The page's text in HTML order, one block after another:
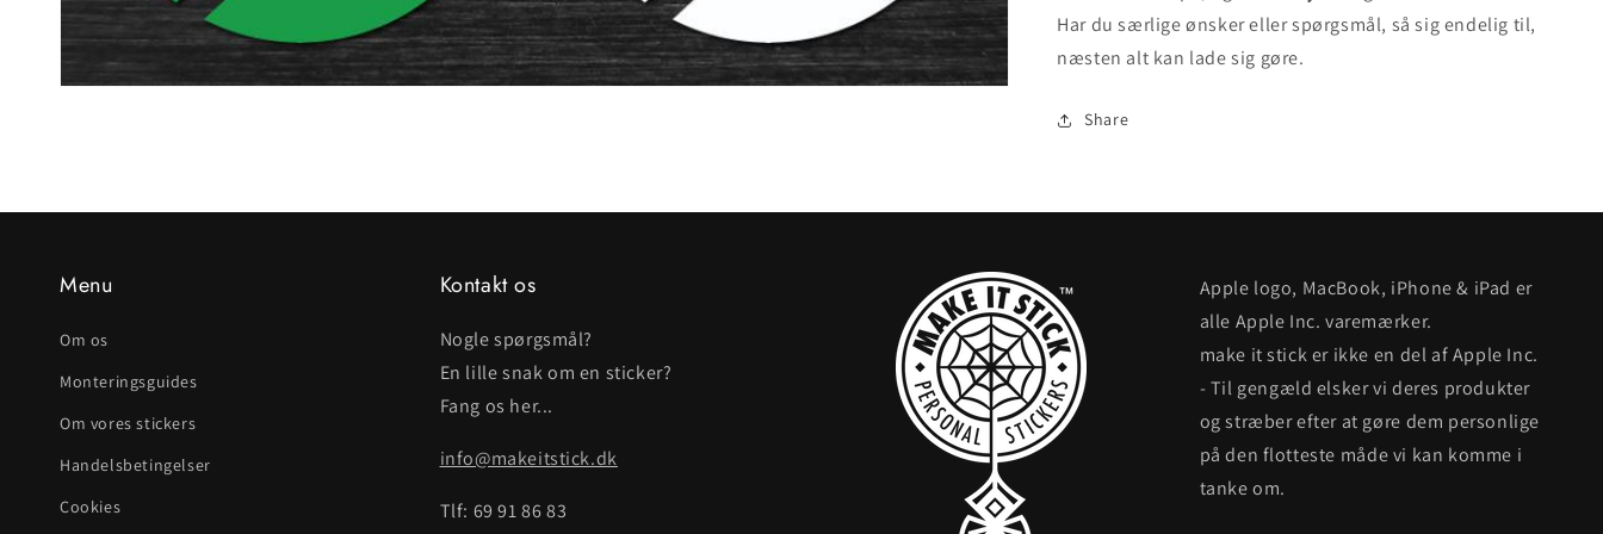
Har du særlige ønsker eller spørgsmål, så sig endelig til,
næsten alt kan lade sig gøre.
Share
Menu
Om os
Monteringsguides
Om vores stickers
Handelsbetingelser
Cookies
Kontakt os
Nogle spørgsmål?
En lille snak om en sticker?
Fang os her...
info@makeitstick.dk
Tlf: 69 91 86 83
Apple logo, MacBook, iPhone & iPad er
alle Apple Inc. varemærker.
make it stick er ikke en del af Apple Inc.
- Til gengæld elsker vi deres produkter
og stræber efter at gøre dem personlige
på den flotteste måde vi kan komme i
tanke om.